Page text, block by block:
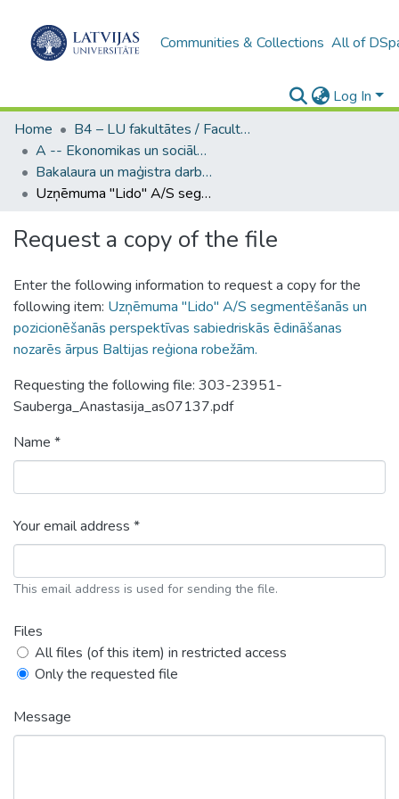
Communities & Collections All of
Log In
Home
B4 – LU fakultātes / Faculties of the UL
A -- Ekonomikas un sociālo zinātņu fakultāte / Faculty of Economics and Social Sciences
Bakalaura un maģistra darbi (ESZF) / Bachelor's and Master's theses
Uzņēmuma "Lido" A/S segmentēšanās un pozicionēšanās perspektīvas sabiedriskās ēdināšanas nozarēs ārpus Baltijas reģiona robežām.
Request a copy of the file
Enter the following information to request a copy for the
following item: Uzņēmuma "Lido" A/S segmentēšanās un
pozicionēšanās perspektīvas sabiedriskās ēdināšanas
nozarēs ārpus Baltijas reģiona robežām.
Requesting the following file: 303-23951-
Sauberga_Anastasija_as07137.pdf
Name *
Your email address *
This email address is used for sending the file.
Files
All files (of this item) in restricted access
Only the requested file
Message